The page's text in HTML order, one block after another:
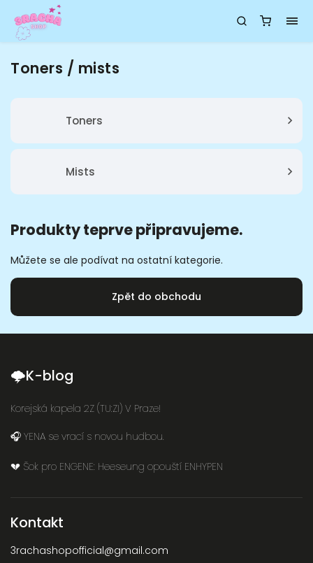
Toners / mists
Toners
Mists
Produkty teprve připravujeme.
Můžete se ale podívat na ostatní kategorie.
Zpět do obchodu
🌩K-blog
Korejská kapela 2Z (TU:ZI) V Praze!
🎧 YENA se vrací s novou hudbou.
💔 Šok pro ENGENE: Heeseung opouští ENHYPEN
Kontakt
3rachashopofficial@gmail.com